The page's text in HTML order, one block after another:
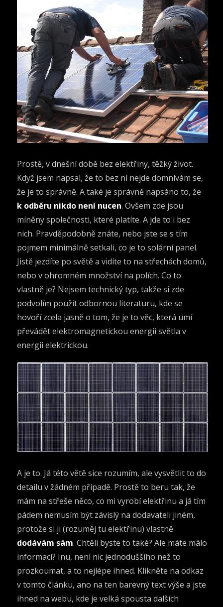
Prostě, v dnešní době bez elektřiny, těžký život.
Když jsem napsal, že to bez ní nejde domnívám se,
že je to správně. A také je správně napsáno to, že
k odběru nikdo není nucen. Ovšem zde jsou
míněny společnosti, které platíte. A jde to i bez
nich. Pravděpodobně znáte, nebo jste se s tím
pojmem minimálně setkali, co je to solární panel.
Jistě jezdíte po světě a vidíte to na střechách domů,
nebo v ohromném množství na polích. Co to
vlastně je? Nejsem technický typ, takže si zde
podvolím použít odbornou literaturu, kde se
hovoří zcela jasně o tom, že je to věc, která umí
převádět elektromagnetickou energii světla v
energii elektrickou.
A je to. Já této větě sice rozumím, ale vysvětlit to do
detailu v žádném případě. Prostě to beru tak, že
mám na střeše něco, co mi vyrobí elektřinu a já tím
pádem nemusím být závislý na dodavateli jiném,
protože si ji (rozuměj tu elektřinu) vlastně
dodávám sám.Chtěli byste to také? Ale máte málo
informací? Inu, není nic jednoduššího než to
prozkoumat, a to nejlépe ihned. Klikněte na odkaz
v tomto článku, ano na ten barevný text výše a jste
ihned na webu, kde je velká spousta dalších